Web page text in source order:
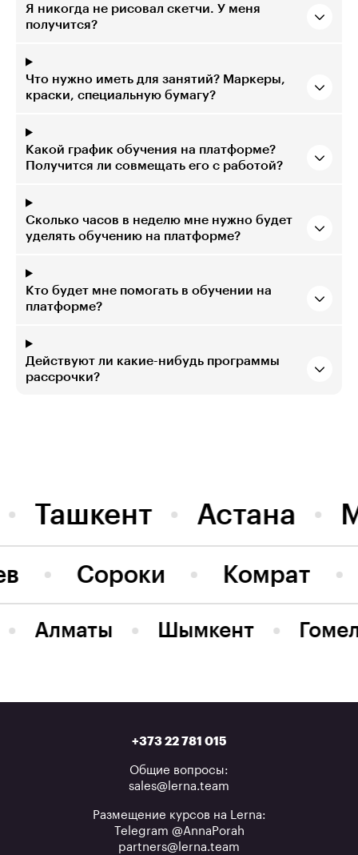
Я никогда не рисовал скетчи. У меня
получится?
Что нужно иметь для занятий? Маркеры,
краски, специальную бумагу?
Какой график обучения на платформе?
Получится ли совмещать его с работой?
Сколько часов в неделю мне нужно будет
уделять обучению на платформе?
Кто будет мне помогать в обучении на
платформе?
Действуют ли какие-нибудь программы
рассрочки?
Ташкент Астана
Комрат
Сороки
Алматы Шымкент
+373 22 781 015
Общие вопросы:
sales@lerna.team
Размещение курсов на Lerna:
Telegram @AnnaPorah
partners@lerna.team